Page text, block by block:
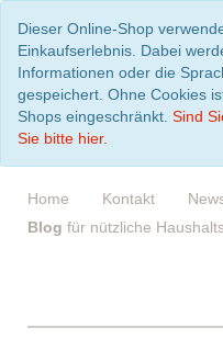
Dieser Online-Shop
Einkaufserlebnis. Dabei
Informationen oder die
gespeichert. Ohne Cookies
Shops eingeschränkt. Sind
Sie bitte hier.
Home Kontakt
Blog für nützliche